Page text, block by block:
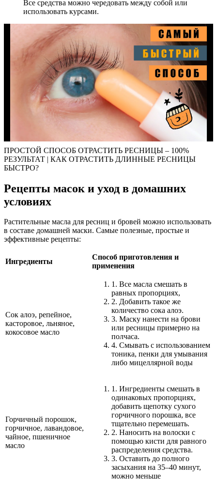
Все средства можно чередовать между собой или
использовать курсами.
ПРОСТОЙ СПОСОБ ОТРАСТИТЬ РЕСНИЦЫ – 100%
РЕЗУЛЬТАТ | КАК ОТРАСТИТЬ ДЛИННЫЕ РЕСНИЦЫ
БЫСТРО?
Рецепты масок и уход в домашних
условиях
Растительные масла для ресниц и бровей можно использовать
в составе домашней маски. Самые полезные, простые и
эффективные рецепты:
Ингредиенты
Способ приготовления и
применения
Сок алоэ, репейное,
касторовое, льняное,
кокосовое масло
1. Все масла смешать в
равных пропорциях,
2. Добавить такое же
количество сока алоэ.
3. Маску нанести на брови
или ресницы примерно на
полчаса.
4. Смывать с использованием
тоника, пенки для умывания
либо мицеллярной воды
Горчичный порошок,
горчичное, лавандовое,
чайное, пшеничное
масло
1. Ингредиенты смешать в
одинаковых пропорциях,
добавить щепотку сухого
горчичного порошка, все
тщательно перемешать.
2. Наносить на волоски с
помощью кисти для равного
распределения средства.
3. Оставить до полного
засыхания на 35–40 минут,
можно меньше